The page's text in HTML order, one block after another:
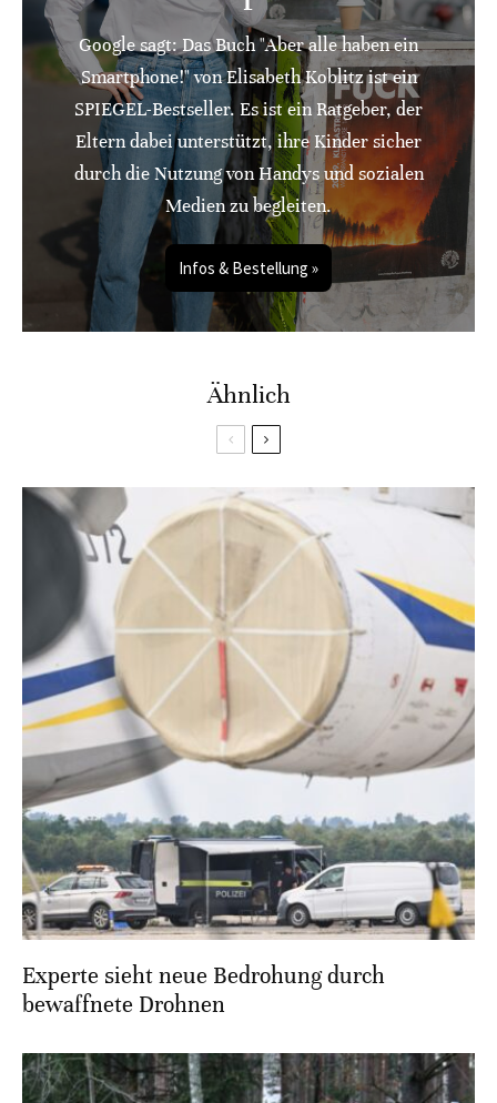
Google sagt: Das Buch "Aber alle haben ein
Smartphone!" von Elisabeth Koblitz ist ein
SPIEGEL-Bestseller. Es ist ein Ratgeber, der
Eltern dabei unterstützt, ihre Kinder sicher
durch die Nutzung von Handys und sozialen
Medien zu begleiten.
Infos & Bestellung »
Ähnlich
Experte sieht neue Bedrohung durch
bewaffnete Drohnen